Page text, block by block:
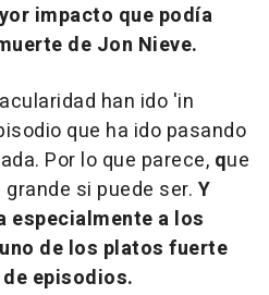
impacto que podía
de Jon Nieve.
han ido 'in
que ha ido pasando
Por lo que parece, que
si puede ser. Y
especialmente a los
de los platos fuerte
episodios.